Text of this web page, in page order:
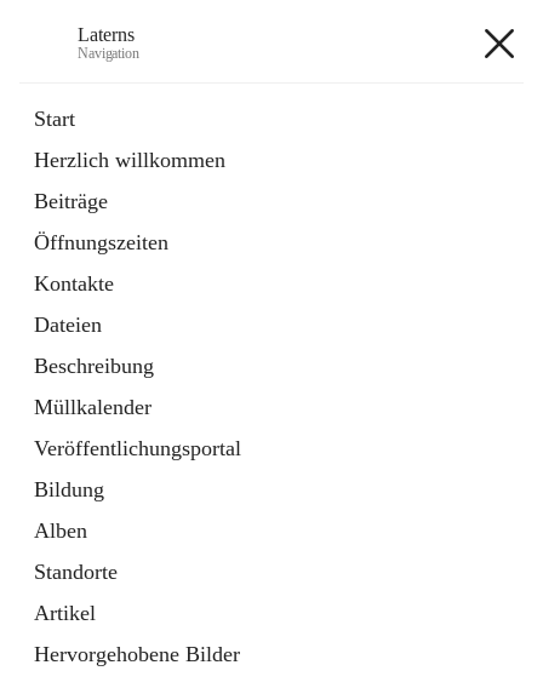
Laterns
Navigation
Start
Herzlich willkommen
Beiträge
Öffnungszeiten
Kontakte
Dateien
Beschreibung
Müllkalender
Veröffentlichungsportal
Bildung
Alben
Standorte
Artikel
Hervorgehobene Bilder
11 Schnellzugriffe
Soziales
1 Schnellzugriff